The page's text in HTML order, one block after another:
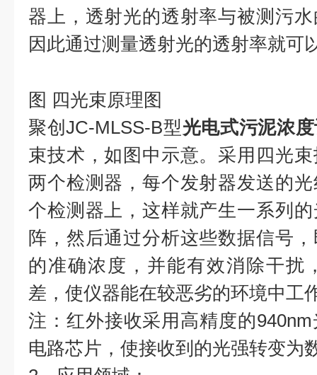
器上，透射光的透射率与被测污
因此通过测量透射光的透射率就可
图 四光束原理图
聚创JC-MLSS-B型光电式污泥浓
束技术，如图中示意。采用四光
两个检测器，每个发射器发送的
个检测器上，这样就产生一系列
阵，然后通过分析这些数据信号
的准确浓度，并能有效消除干扰
差，使仪器能在较恶劣的环境中工
注：红外接收采用高精度的
电路芯片，使接收到的光强转变为